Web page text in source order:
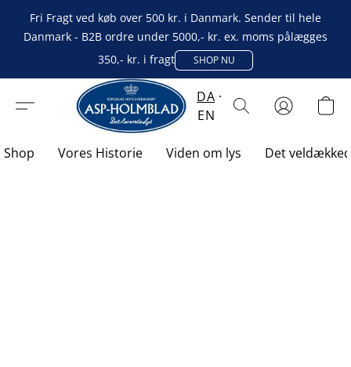
Fri Fragt ved køb over 500 kr. i Danmark. Sender til hele
Danmark - B2B ordre under 5000,- kr. ex. moms pålægges
350,- kr. i fragt
SHOP NU
DA
EN
Shop Vores Historie Viden om lys Det